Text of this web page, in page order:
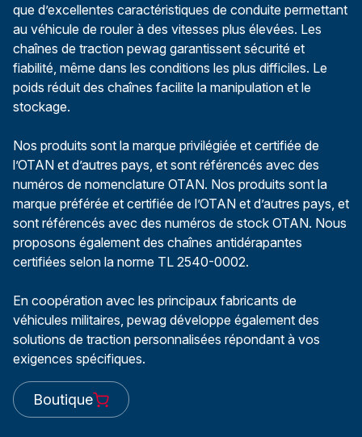
que d’excellentes caractéristiques de conduite permettant
au véhicule de rouler à des vitesses plus élevées. Les
chaînes de traction pewag garantissent sécurité et
fiabilité, même dans les conditions les plus difficiles. Le
poids réduit des chaînes facilite la manipulation et le
stockage.
Nos produits sont la marque privilégiée et certifiée de
l’OTAN et d’autres pays, et sont référencés avec des
numéros de nomenclature OTAN. Nos produits sont la
marque préférée et certifiée de l’OTAN et d’autres pays, et
sont référencés avec des numéros de stock OTAN. Nous
proposons également des chaînes antidérapantes
certifiées selon la norme TL 2540-0002.
En coopération avec les principaux fabricants de
véhicules militaires, pewag développe également des
solutions de traction personnalisées répondant à vos
exigences spécifiques.
Boutique